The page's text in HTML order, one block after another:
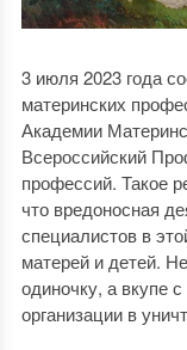
3 июля 2023 года
материнских
Академии
Всероссийский
профессий. Такое
что вредоносная
специалистов в
матерей и детей.
одиночку, а вкупе
организации в